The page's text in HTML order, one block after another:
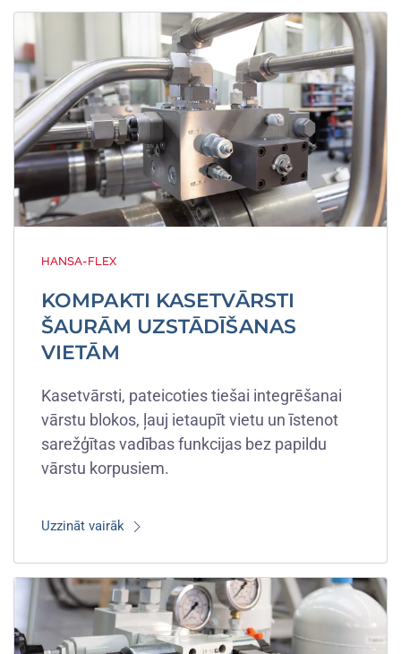
HANSA-FLEX
KOMPAKTI KASETVĀRSTI
ŠAURĀM UZSTĀDĪŠANAS
VIETĀM
Kasetvārsti, pateicoties tiešai integrēšanai
vārstu blokos, ļauj ietaupīt vietu un īstenot
sarežģītas vadības funkcijas bez papildu
vārstu korpusiem.
Uzzināt vairāk